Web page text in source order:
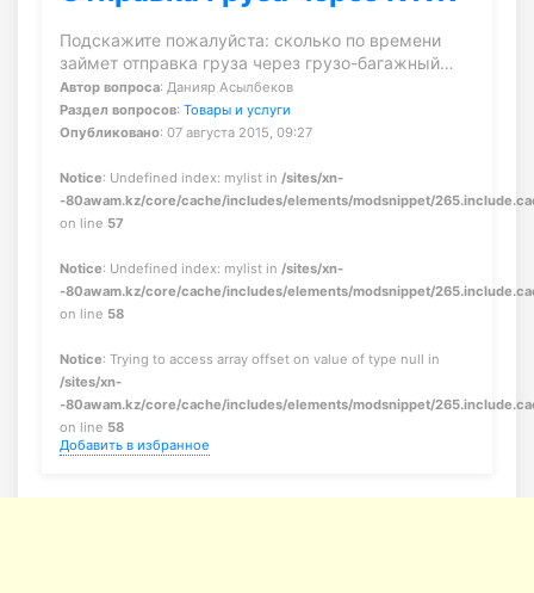
Подскажите пожалуйста: сколько по времени
займет отправка груза через грузо-багажный…
Автор вопроса: Данияр Асылбеков
Раздел вопросов: Товары и услуги
Опубликовано: 07 августа 2015, 09:27
Notice: Undefined index: mylist in /sites/xn-
-80awam.kz/core/cache/includes/elements/modsnippet/
on line 57
Notice: Undefined index: mylist in /sites/xn-
-80awam.kz/core/cache/includes/elements/modsnippet/
on line 58
Notice: Trying to access array offset on value of type null in
/sites/xn-
-80awam.kz/core/cache/includes/elements/modsnippet/
on line 58
Добавить в избранное